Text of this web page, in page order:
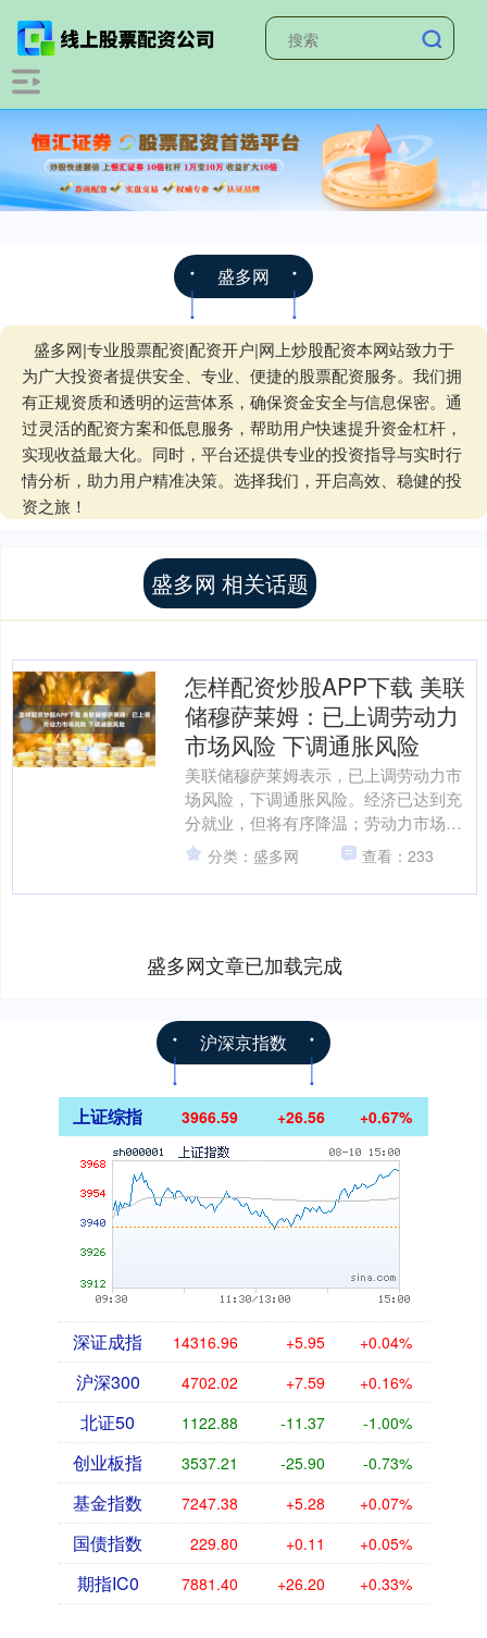
盛多网
盛多网|专业股票配资|配资开户|网上炒股配资本网站致力于
为广大投资者提供安全、专业、便捷的股票配资服务。我们拥
有正规资质和透明的运营体系，确保资金安全与信息保密。通
过灵活的配资方案和低息服务，帮助用户快速提升资金杠杆，
实现收益最大化。同时，平台还提供专业的投资指导与实时行
情分析，助力用户精准决策。选择我们，开启高效、稳健的投
资之旅！
盛多网 相关话题
怎样配资炒股APP下载 美联
储穆萨莱姆：已上调劳动力
市场风险 下调通胀风险
美联储穆萨莱姆表示，已上调劳动力市
场风险，下调通胀风险。经济已达到充
分就业，但将有序降温；劳动力市场存
在比预期放缓更多的风险。....
分类：盛多网 查看：233
盛多网文章已加载完成
沪深京指数
上证综指 3966.59 +26.56 +0.67%
深证成指 14316.96 +5.95 +0.04%
沪深300 4702.02 +7.59 +0.16%
北证50 1122.88 -11.37 -1.00%
创业板指 3537.21 -25.90 -0.73%
基金指数 7247.38 +5.28 +0.07%
国债指数 229.80 +0.11 +0.05%
期指IC0 7881.40 +26.20 +0.33%